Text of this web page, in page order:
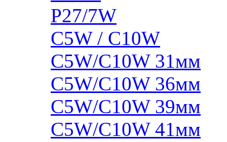
P27/7W
C5W / C10W
C5W/C10W 31мм
C5W/C10W 36мм
C5W/C10W 39мм
C5W/C10W 41мм